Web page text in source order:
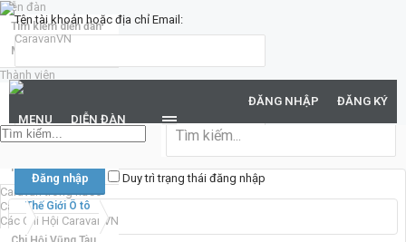
Diễn đàn
Tìm kiếm diễn đàn
Mới nhất
Thành viên
Notable Members
Đang trực tuyến
Hoạt động gần đây
New Profile Posts
Caravan trong nước
Caravan quốc tế
Các Chi Hội CaravanVN
Tên tài khoản hoặc địa chỉ Email:
Mật khẩu:
Bạn đã quên mật khẩu?
Duy trì trạng thái đăng nhập
MENU DIỄN ĐÀN
ĐĂNG NHẬP ĐĂNG KÝ
Thế Giới Ô tô